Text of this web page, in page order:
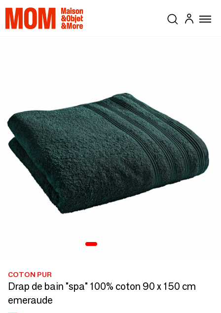
COTON PUR
Drap de bain "spa" 100% coton 90 x 150 cm
emeraude